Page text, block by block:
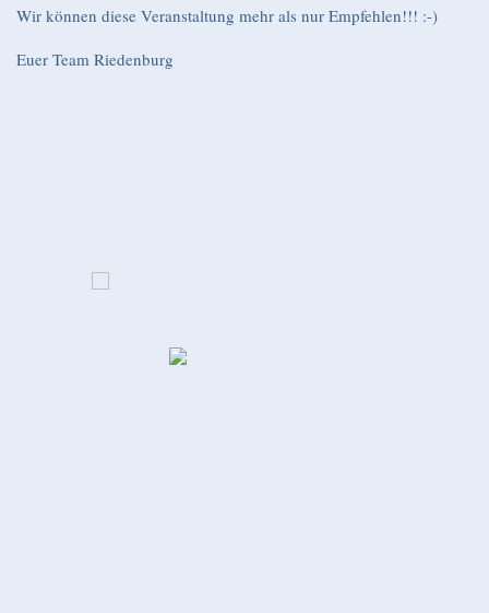
Wir können diese Veranstaltung mehr als nur Empfehlen!!! :-)
Euer Team Riedenburg